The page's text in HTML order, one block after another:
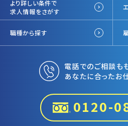
より詳しい条件で
求人情報をさがす
職種から探す
電話でのご相談も
あなたに合ったお
0120-